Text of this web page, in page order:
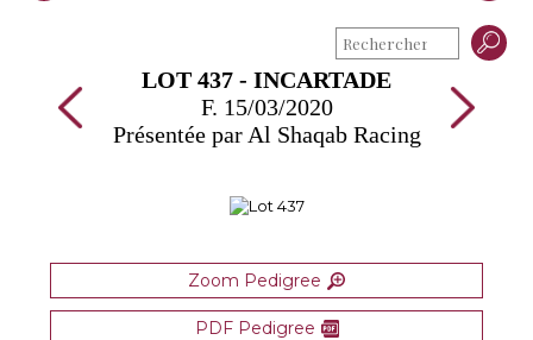
LOT 437 - INCARTADE
F. 15/03/2020
Présentée par Al Shaqab Racing
Zoom Pedigree
PDF Pedigree